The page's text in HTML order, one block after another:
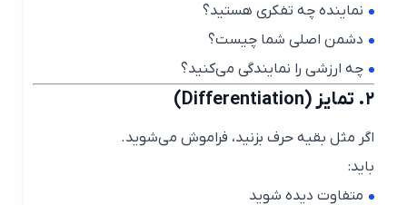
نماینده چه تفکری هستید؟
دشمن اصلی شما چیست؟
چه ارزشی را نمایندگی می‌کنید؟
اگر مثل بقیه حرف بزنید، فراموش می‌شوید.
متفاوت دیده شوید